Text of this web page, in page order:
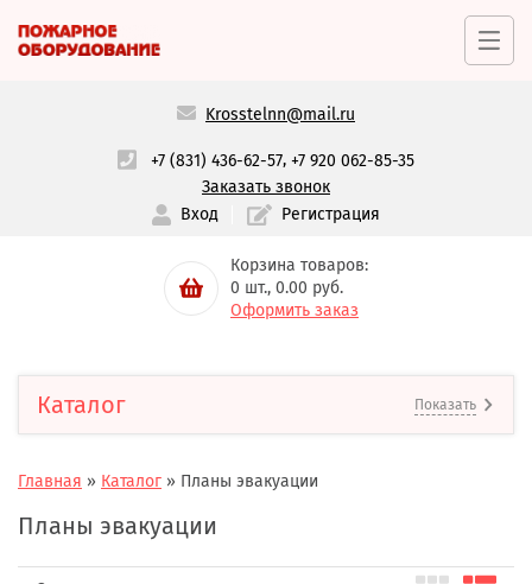
Krosstelnn@mail.ru
+7 (831) 436-62-57,+7 920 062-85-35
Заказать звонок
Вход
Регистрация
Корзина товаров:
0 шт., 0.00 руб.
Оформить заказ
Каталог Показать
Главная » Каталог » Планы эвакуации
Планы эвакуации